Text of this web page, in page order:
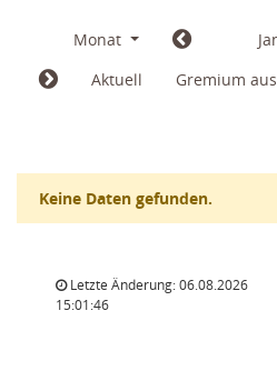
Monat
Aktuell
Gremium
Keine Daten gefunden.
Letzte Änderung: 06.08.2026
15:01:46